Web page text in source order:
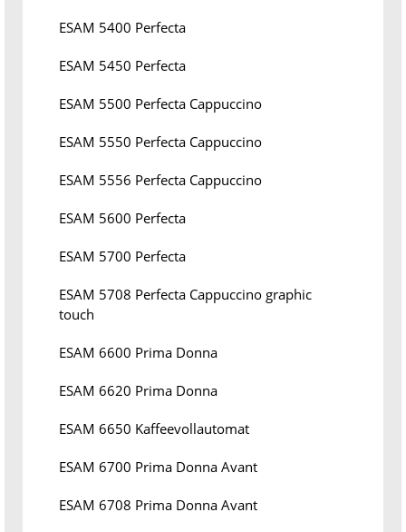
ESAM 5400 Perfecta
ESAM 5450 Perfecta
ESAM 5500 Perfecta Cappuccino
ESAM 5550 Perfecta Cappuccino
ESAM 5556 Perfecta Cappuccino
ESAM 5600 Perfecta
ESAM 5700 Perfecta
ESAM 5708 Perfecta Cappuccino graphic
touch
ESAM 6600 Prima Donna
ESAM 6620 Prima Donna
ESAM 6650 Kaffeevollautomat
ESAM 6700 Prima Donna Avant
ESAM 6708 Prima Donna Avant